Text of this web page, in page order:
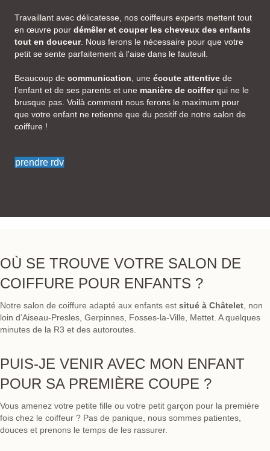
Travaillant avec délicatesse, nos coiffeurs experts mettent tout
en œuvre pour démêler et couper les cheveux des enfants
tout en douceur. Nous ferons le nécessaire pour que votre
petit se sente parfaitement à l'aise dans le fauteuil.
Beaucoup de communication , une écoute attentive de
l’enfant et de ses parents et une manière de coifferqui ne le
brusque pas. Voilà comment nous ferons le maximum pour
que votre enfant ne retienne que du positif de notre salon de
coiffure !
prendre rdv
OÙ SE TROUVE VOTRE SALON DE
COIFFURE POUR ENFANTS ?
Notre salon de coiffure adapté aux enfants est situé à Châtelet , non
loin d’Aiseau-Presles, Gerpinnes, Fosses-la-Ville, Mettet. A quelques
minutes de la R3 et des autoroutes.
PUIS-JE VENIR AVEC MON ENFANT
POUR SA PREMIÈRE COUPE ?
Vous amenez votre petite fille ou votre petit garçon pour la première
fois chez le coiffeur ? Pas de panique, nous sommes patientes,
douces et prenons le temps de les rassurer.